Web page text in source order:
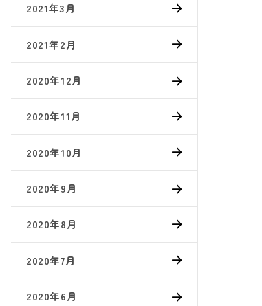
2021年3月
2021年2月
2020年12月
2020年11月
2020年10月
2020年9月
2020年8月
2020年7月
2020年6月